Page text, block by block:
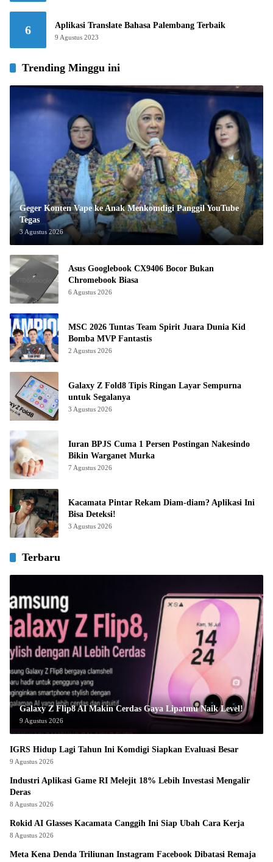
6 Aplikasi Translate Bahasa Palembang Terbaik
9 Agustus 2023
Trending Minggu ini
Geger Konten Vape ke Anak Menkomdigi Panggil YouTube
Tegas
3 Agustus 2026
Asus Googlebook CX9406 Bocor Bukan
Chromebook Biasa
6 Agustus 2026
MSC 2026 Tuntas Team Spirit Juara Dunia Kid
Bomba MVP Fantastis
2 Agustus 2026
Galaxy Z Fold8 Tipis Ringan Layar Sempurna
untuk Segalanya
3 Agustus 2026
Iuran BPJS Cuma 1 Persen Postingan Nakesindo
Bikin Warganet Murka
7 Agustus 2026
Kacamata Pintar Rekam Diam-diam? Aplikasi Ini
Bisa Deteksi!
3 Agustus 2026
Terbaru
Galaxy Z Flip8 AI Makin Cerdas Gaya Lipatmu Naik Level!
9 Agustus 2026
IGRS Hidup Lagi Tahun Ini Komdigi Siapkan Evaluasi Besar
9 Agustus 2026
Industri Aplikasi Game RI Melejit 18% Lebih Investasi Mengalir
Deras
8 Agustus 2026
Rokid AI Glasses Kacamata Canggih Ini Siap Ubah Cara Kerja
8 Agustus 2026
Meta Kena Denda Triliunan Instagram Facebook Dibatasi Remaja